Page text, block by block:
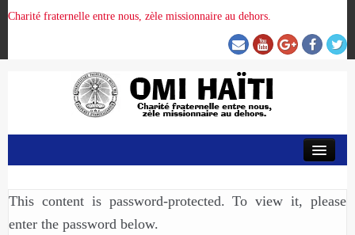
Charité fraternelle entre nous, zèle missionnaire au dehors.
ORGANISATION DE LA PROVINCE
This content is password-protected. To view it, please
enter the password below.